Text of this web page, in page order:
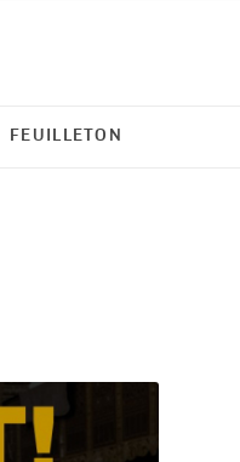
FEUILLETON